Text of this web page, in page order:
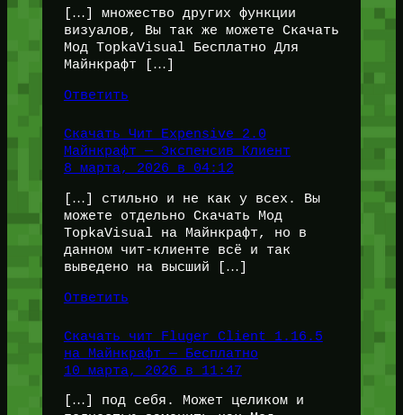
[…] множество других функции
визуалов, Вы так же можете Скачать
Мод TopkaVisual Бесплатно Для
Майнкрафт […]
Ответить
Скачать Чит Expensive 2.0
Майнкрафт — Экспенсив Клиент
8 марта, 2026 в 04:12
[…] стильно и не как у всех. Вы
можете отдельно Скачать Мод
TopkaVisual на Майнкрафт, но в
данном чит-клиенте всё и так
выведено на высший […]
Ответить
Скачать чит Fluger Client 1.16.5
на Майнкрафт — Бесплатно
10 марта, 2026 в 11:47
[…] под себя. Может целиком и